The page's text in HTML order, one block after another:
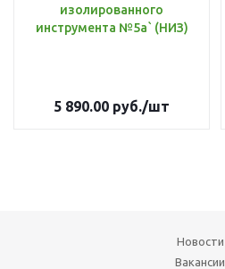
изолированного
инструмента №5а` (НИЗ)
5 890.00 руб./шт
Новости
Вакансии